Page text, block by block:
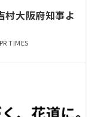
大阪府知事よ
TIMES